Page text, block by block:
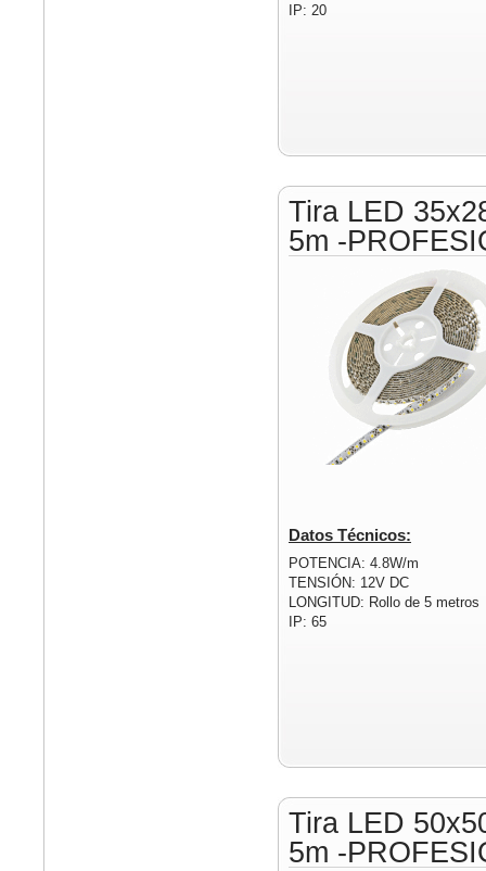
IP: 20
Tira LED
5m -
Datos Técnicos:
POTENCIA: 4.8W/m
TENSIÓN: 12V DC
LONGITUD: Rollo de 5 metros
IP: 65
Tira LED
5m -